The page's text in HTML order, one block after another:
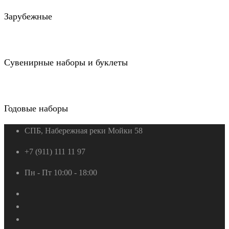
Зарубежные
Сувенирные наборы и буклеты
Годовые наборы
СПБ, Набережная реки Мойки 58
+7 (911) 111 11 97
Пн - Пт 10:00 - 18:00